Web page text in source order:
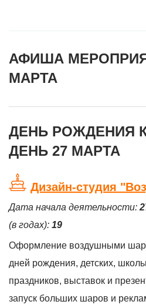
АФИША
МАРТА
ДЕНЬ РОЖДЕНИЯ
ДЕНЬ 27 МАРТА
Дизайн-студия
Дата начала деятельности:
(в годах): 19
Оформление воздушными
дней рождения, детских,
праздников, выставок и
запуск больших шаров и